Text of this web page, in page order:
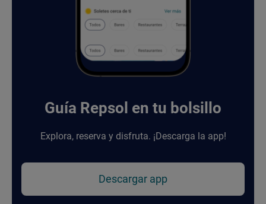
Guía Repsol en tu bolsillo
Explora, reserva y disfruta. ¡Descarga la app!
Descargar app